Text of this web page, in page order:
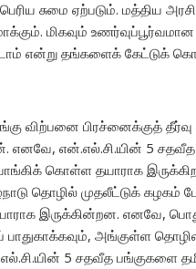
சுமை ஏற்படும். மத்திய
மிகவும் உணர்வுப்பூர்வமான
என்று தங்களைக் கேட்டுக்
விற்பனை பிரச்னைக்குத்
என்.எல்.சி.யின் 5
கொள்ள தயாராக
தொழில் முதலீட்டுக்
இருக்கின்றன. எனவே,
அங்குள்ள
5 சதவீத பங்குகளை